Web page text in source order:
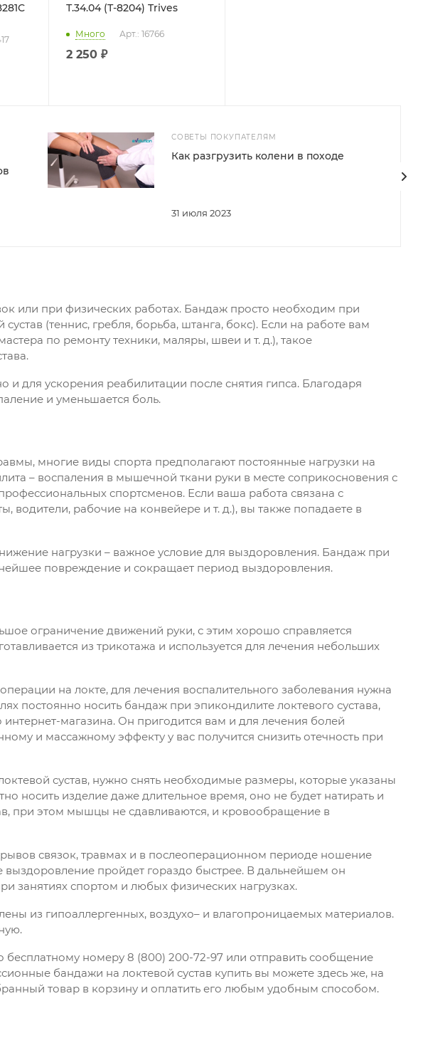
Т.34.04 (Т-8204) Trives
Много Арт.: 16766
2 250 ₽
СОВЕТЫ ПОКУПАТЕЛЯМ
31 июля 2023
Как разгрузить колени в походе
или при физических работах. Бандаж просто необходим при
(теннис, гребля, борьба, штанга, бокс). Если на работе вам
по ремонту техники, маляры, швеи и т. д.), такое
для ускорения реабилитации после снятия гипса. Благодаря
и уменьшается боль.
многие виды спорта предполагают постоянные нагрузки на
– воспаления в мышечной ткани руки в месте соприкосновения с
спортсменов. Если ваша работа связана с
рабочие на конвейере и т. д.), вы также попадаете в
нагрузки – важное условие для выздоровления. Бандаж при
повреждение и сокращает период выздоровления.
ограничение движений руки, с этим хорошо справляется
из трикотажа и используется для лечения небольших
на локте, для лечения воспалительного заболевания нужна
постоянно носить бандаж при эпикондилите локтевого сустава,
магазина. Он пригодится вам и для лечения болей
и массажному эффекту у вас получится снизить отечность при
сустав, нужно снять необходимые размеры, которые указаны
носить изделие даже длительное время, оно не будет натирать и
при этом мышцы не сдавливаются, и кровообращение в
связок, травмах и в послеоперационном периоде ношение
пройдет гораздо быстрее. В дальнейшем он
занятиях спортом и любых физических нагрузках.
из гипоаллергенных, воздухо– и влагопроницаемых материалов.
бесплатному номеру 8 (800) 200-72-97 или отправить сообщение
бандажи на локтевой сустав купить вы можете здесь же, на
товар в корзину и оплатить его любым удобным способом.